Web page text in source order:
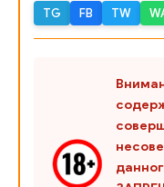
TG FB TW